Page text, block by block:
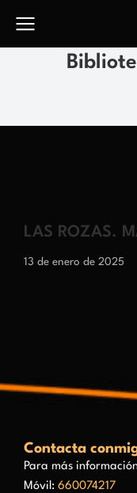
LAS ROZAS.
13 de enero de 2025
Contacta
Para más
Móvil: 660074217